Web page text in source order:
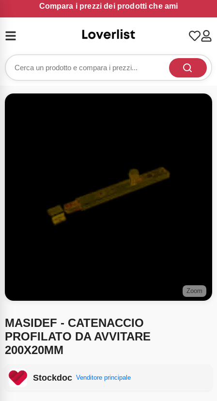
Compara i prezzi dei prodotti che ami
Zoom
MASIDEF - CATENACCIO
PROFILATO DA AVVITARE
200X20MM
Stockdoc Venditore principale